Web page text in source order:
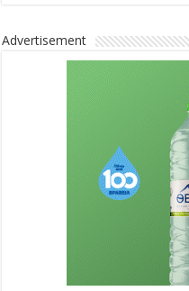
Advertisement